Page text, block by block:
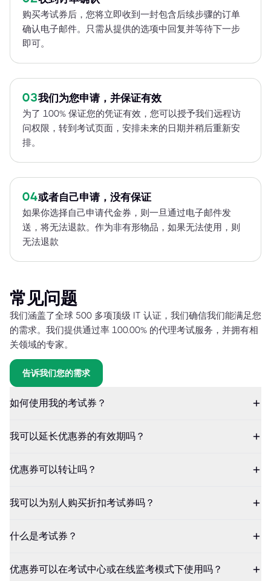
购买考试券后，您将立即收到一封包含后续步骤的订单
确认电子邮件。只需从提供的选项中回复并等待下一步
即可。
03我们为您申请，并保证有效
为了 100% 保证您的凭证有效，您可以授予我们远程访
问权限，转到考试页面，安排未来的日期并稍后重新安
排。
04或者自己申请，没有保证
如果你选择自己申请代金券，则一旦通过电子邮件发
送，将无法退款。作为非有形物品，如果无法使用，则
无法退款
常见问题
我们涵盖了全球 500 多项顶级 IT 认证，我们确信我们能满足您
的需求。我们提供通过率 100.00% 的代理考试服务，并拥有相
关领域的专家。
告诉我们您的需求
如何使用我的考试券？
我可以延长优惠券的有效期吗？
优惠券可以转让吗？
我可以为别人购买折扣考试券吗？
什么是考试券？
优惠券可以在考试中心或在线监考模式下使用吗？